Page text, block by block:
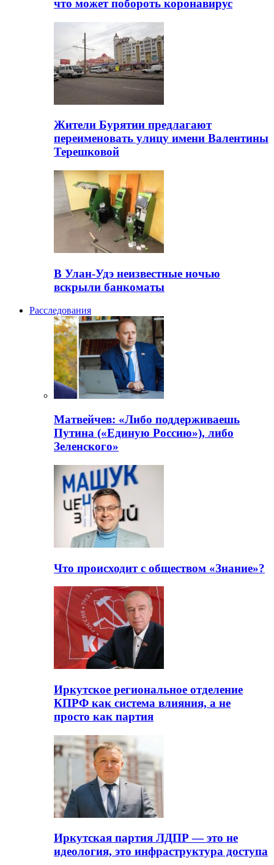
что может побороть коронавирус
Жители Бурятии предлагают
переименовать улицу имени Валентины
Терешковой
В Улан-Удэ неизвестные ночью
вскрыли банкоматы
Расследования
Матвейчев: «Либо поддерживаешь
Путина («Единую Россию»), либо
Зеленского»
Что происходит с обществом «Знание»?
Иркутское региональное отделение
КПРФ как система влияния, а не
просто как партия
Иркутская партия ЛДПР — это не
идеология, это инфраструктура доступа